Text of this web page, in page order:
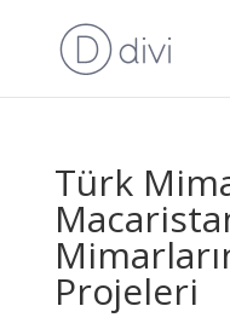
Türk
Projeleri